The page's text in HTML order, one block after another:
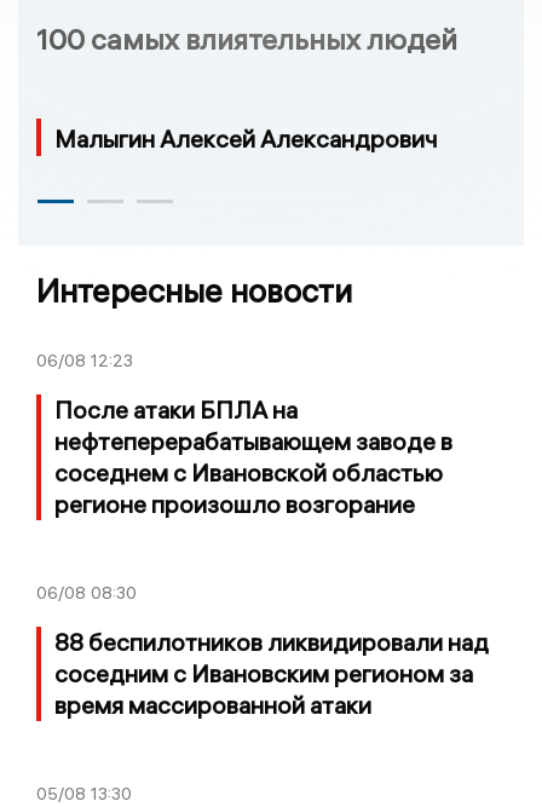
100 самых влиятельных людей
Малыгин Алексей Александрович
Интересные новости
06/08 12:23
После атаки БПЛА на
нефтеперерабатывающем заводе в
соседнем с Ивановской областью
регионе произошло возгорание
06/08 08:30
88 беспилотников ликвидировали над
соседним с Ивановским регионом за
время массированной атаки
05/08 13:30